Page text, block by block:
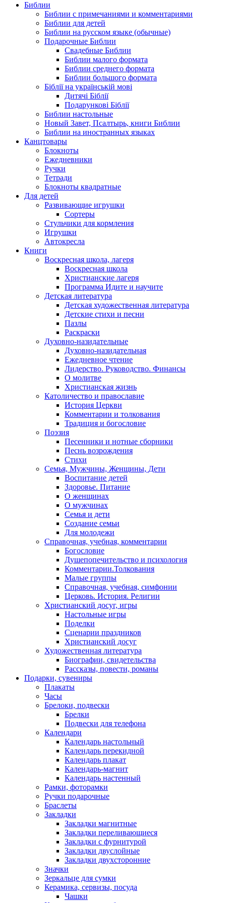
Библии
Библии с примечаниями и комментариями
Библии для детей
Библии на русском языке (обычные)
Подарочные Библии
Свадебные Библии
Библии малого формата
Библии среднего формата
Библии большого формата
Біблії на українській мові
Дитячі Біблії
Подарункові Біблії
Библии настольные
Новый Завет, Псалтырь, книги Библии
Библии на иностранных языках
Канцтовары
Блокноты
Ежедневники
Ручки
Тетради
Блокноты квадратные
Для детей
Развивающие игрушки
Сортеры
Стульчики для кормления
Игрушки
Автокресла
Книги
Воскресная школа, лагеря
Воскресная школа
Христианские лагеря
Программа Идите и научите
Детская литература
Детская художественная литература
Детские стихи и песни
Пазлы
Раскраски
Духовно-назидательные
Духовно-назидательная
Ежедневное чтение
Лидерство. Руководство. Финансы
О молитве
Христианская жизнь
Католичество и православие
История Церкви
Комментарии и толкования
Традиция и богословие
Поэзия
Песенники и нотные сборники
Песнь возрождения
Стихи
Семья, Мужчины, Женщины, Дети
Воспитание детей
Здоровье. Питание
О женщинах
О мужчинах
Семья и дети
Создание семьи
Для молодежи
Справочная, учебная, комментарии
Богословие
Душепопечительство и психология
Комментарии.Толкования
Малые группы
Справочная, учебная, симфонии
Церковь. История. Религии
Христианский досуг, игры
Настольные игры
Поделки
Сценарии праздников
Христианский досуг
Художественная литература
Биографии, свидетельства
Рассказы, повести, романы
Подарки, сувениры
Плакаты
Часы
Брелоки, подвески
Брелки
Подвески для телефона
Календари
Календарь настольный
Календарь перекидной
Календарь плакат
Календарь-магнит
Календарь настенный
Рамки, фоторамки
Ручки подарочные
Браслеты
Закладки
Закладки магнитные
Закладки переливающиеся
Закладки с фурнитурой
Закладки двуслойные
Закладки двухсторонние
Значки
Зеркальце для сумки
Керамика, сервизы, посуда
Чашки